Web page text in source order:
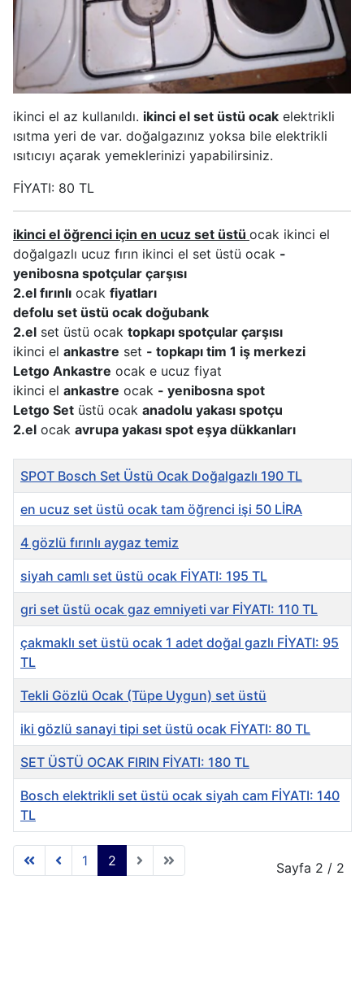
ikinci el az kullanıldı. ikinci el set üstü ocak elektrikli
ısıtma yeri de var. doğalgazınız yoksa bile elektrikli
ısıtıcıyı açarak yemeklerinizi yapabilirsiniz.
FİYATI: 80 TL
ikinci el öğrenci için en ucuz set üstü ocak ikinci el
doğalgazlı ucuz fırın ikinci el set üstü ocak -
yenibosna spotçular çarşısı
2.el fırınlı ocak fiyatları
defolu set üstü ocak doğubank
2.el set üstü ocak topkapı spotçular çarşısı
ikinci el ankastre set - topkapı tim 1 iş merkezi
Letgo Ankastre ocak e ucuz fiyat
ikinci el ankastre ocak - yenibosna spot
Letgo Set üstü ocak anadolu yakası spotçu
2.el ocak avrupa yakası spot eşya dükkanları
Makaleler
Başlık
SPOT Bosch Set Üstü Ocak Doğalgazlı 190 TL
en ucuz set üstü ocak tam öğrenci işi 50 LİRA
4 gözlü fırınlı aygaz temiz
siyah camlı set üstü ocak FİYATI: 195 TL
gri set üstü ocak gaz emniyeti var FİYATI: 110 TL
çakmaklı set üstü ocak 1 adet doğal gazlı FİYATI: 95
TL
Tekli Gözlü Ocak (Tüpe Uygun) set üstü
iki gözlü sanayi tipi set üstü ocak FİYATI: 80 TL
SET ÜSTÜ OCAK FIRIN FİYATI: 180 TL
Bosch elektrikli set üstü ocak siyah cam FİYATI: 140
TL
Sayfa 2 / 2
1 2